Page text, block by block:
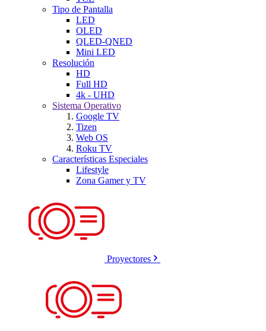
Tipo de Pantalla
LED
OLED
QLED-QNED
Mini LED
Resolución
HD
Full HD
4k - UHD
Sistema Operativo
Google TV
Tizen
Web OS
Roku TV
Características Especiales
Lifestyle
Zona Gamer y TV
Proyectores